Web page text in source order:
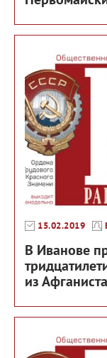
15.02.2019
В Иванове
из